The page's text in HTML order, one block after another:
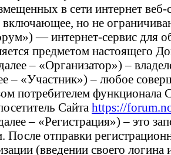
в сети интернет
включающее, но не
— интернет-сервис для
предметом настоящего
– «Организатор») –
– «Участник») – любое
потребителем функционала
Сайта https://
– «Регистрация») – это
отправки
(введении своего логина